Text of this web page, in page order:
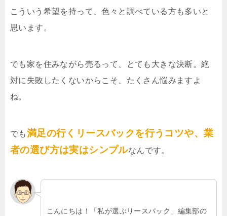
こういう希望を持って、色々と調べている方も多いと
思います。
でも家を住みながら売るって、とても大きな決断。絶
対に失敗したくないからこそ、たくさん悩みますよ
ね。
でも満足の行くリースバックを行うコツや、業
者の選び方は実はシンプルなんです。
こんにちは！「私が選ぶリースバック」編集部の